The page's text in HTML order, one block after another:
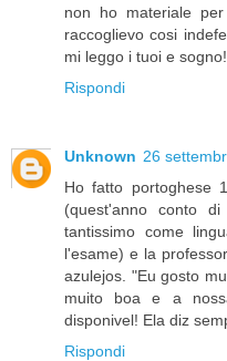
non ho materiale
raccoglievo cosi
mi leggo i tuoi e
Rispondi
Unknown 26
Ho fatto portoghese
(quest'anno conto
tantissimo come
l'esame) e la
azulejos. "Eu gosto
muito boa e a
disponivel! Ela diz
Rispondi